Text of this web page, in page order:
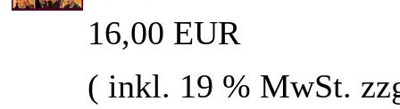
16,00 EUR
( inkl. 19 % MwSt.